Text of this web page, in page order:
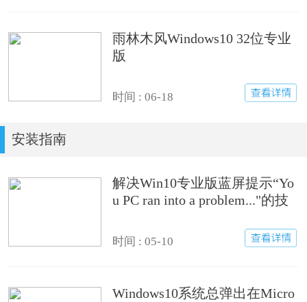
雨林木风Windows10 32位专业
版
时间 : 06-18
安装指南
解决Win10专业版蓝屏提示“Yo
u PC ran into a problem..."的技
时间 : 05-10
Windows10系统总弹出在Micro